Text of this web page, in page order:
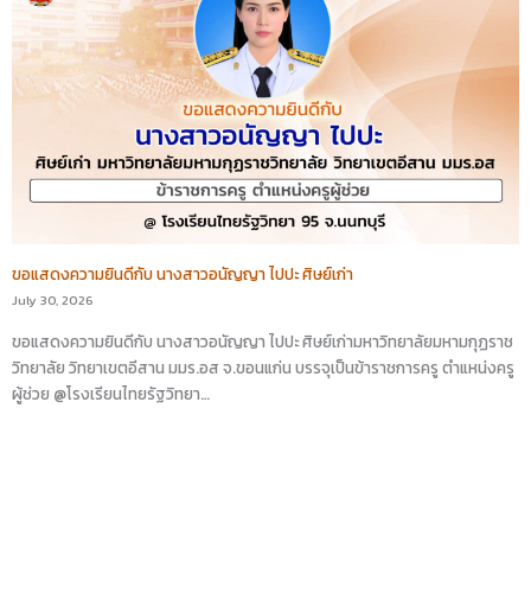
ขอแสดงความยินดีกับ นางสาวอนัญญา ไปปะ ศิษย์เก่า
July 30, 2026
ขอแสดงความยินดีกับ นางสาวอนัญญา ไปปะ ศิษย์เก่ามหาวิทยาลัยมหามกุฏราช
วิทยาลัย วิทยาเขตอีสาน มมร.อส จ.ขอนแก่น บรรจุเป็นข้าราชการครู ตำแหน่งครู
ผู้ช่วย @โรงเรียนไทยรัฐวิทยา…